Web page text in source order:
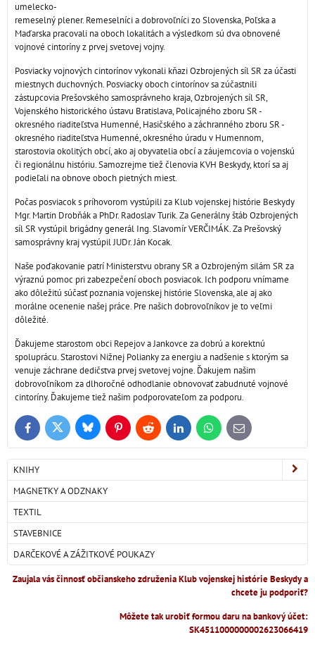
umelecko-
remeselný plener. Remeselníci a dobrovoľníci zo Slovenska, Poľska a
Maďarska pracovali na oboch lokalitách a výsledkom sú dva obnovené
vojnové cintoríny z prvej svetovej vojny.
Posviacky vojnových cintorínov vykonali kňazi Ozbrojených síl SR za účasti
miestnych duchovných. Posviacky oboch cintorínov sa zúčastnili
zástupcovia Prešovského samosprávneho kraja, Ozbrojených síl SR,
Vojenského historického ústavu Bratislava, Policajného zboru SR -
okresného riaditeľstva Humenné, Hasičského a záchranného zboru SR -
okresného riaditeľstva Humenné, okresného úradu v Humennom,
starostovia okolitých obcí, ako aj obyvatelia obcí a záujemcovia o vojenskú
či regionálnu históriu. Samozrejme tiež členovia KVH Beskydy, ktorí sa aj
podieľali na obnove oboch pietných miest.
Počas posviacok s príhovorom vystúpili za Klub vojenskej histórie Beskydy
Mgr. Martin Drobňák a PhDr. Radoslav Turik. Za Generálny štáb Ozbrojených
síl SR vystúpil brigádny generál Ing. Slavomír VERČIMÁK. Za Prešovský
samosprávny kraj vystúpil JUDr. Ján Kocak.
Naše poďakovanie patrí Ministerstvu obrany SR a Ozbrojeným silám SR za
výraznú pomoc pri zabezpečení oboch posviacok. Ich podporu vnímame
ako dôležitú súčasť poznania vojenskej histórie Slovenska, ale aj ako
morálne ocenenie našej práce. Pre našich dobrovoľníkov je to veľmi
dôležité.
Ďakujeme starostom obci Repejov a Jankovce za dobrú a korektnú
spoluprácu. Starostovi Nižnej Polianky za energiu a nadšenie s ktorým sa
venuje záchrane dedičstva prvej svetovej vojne. Ďakujem našim
dobrovoľníkom za dlhoročné odhodlanie obnovovať zabudnuté vojnové
cintoríny. Ďakujeme tiež našim podporovateľom za podporu.
FacebookTwitter BlueskyPinterestReddit LinkedInWhatsApp
E-
mail
KNIHY
MAGNETKY A ODZNAKY
TEXTIL
STAVEBNICE
DARČEKOVÉ A ZÁŽITKOVÉ POUKAZY
Zaujala vás činnosť občianskeho združenia Klub vojenskej histórie Beskydy a
chcete ju podporiť?
Môžete tak urobiť formou daru na bankový účet:
SK4511000000002623066419